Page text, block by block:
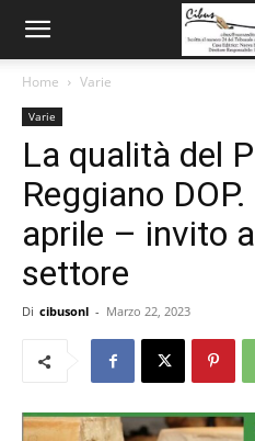
Home Varie
Varie
La qualità del
Reggiano
aprile – invito
settore
Di cibusonl - Marzo 22, 2023